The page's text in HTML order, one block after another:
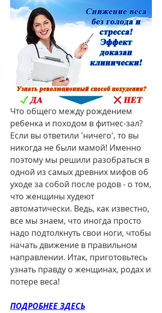
Что общего между рождением
ребенка и походом в фитнес-зал?
Если вы ответили 'ничего', то вы
никогда не были мамой! Именно
поэтому мы решили разобраться в
одной из самых древних мифов об
уходе за собой после родов - о том,
что женщины худеют
автоматически. Ведь, как известно,
все мы знаем, что иногда просто
надо подтолкнуть свои ноги, чтобы
начать движение в правильном
направлении. Итак, приготовьтесь
узнать правду о женщинах, родах и
потере веса!
ПОДРОБНЕЕ ЗДЕСЬ